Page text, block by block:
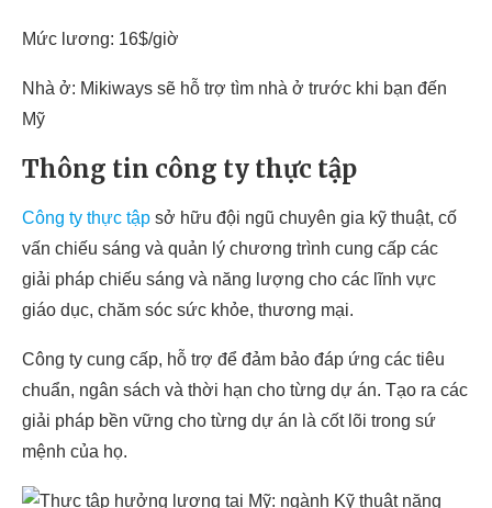
Mức lương: 16$/giờ
Nhà ở: Mikiways sẽ hỗ trợ tìm nhà ở trước khi bạn đến
Mỹ
Thông tin công ty thực tập
Công ty thực tập sở hữu đội ngũ chuyên gia kỹ thuật, cố
vấn chiếu sáng và quản lý chương trình cung cấp các
giải pháp chiếu sáng và năng lượng cho các lĩnh vực
giáo dục, chăm sóc sức khỏe, thương mại.
Công ty cung cấp, hỗ trợ để đảm bảo đáp ứng các tiêu
chuẩn, ngân sách và thời hạn cho từng dự án. Tạo ra các
giải pháp bền vững cho từng dự án là cốt lõi trong sứ
mệnh của họ.